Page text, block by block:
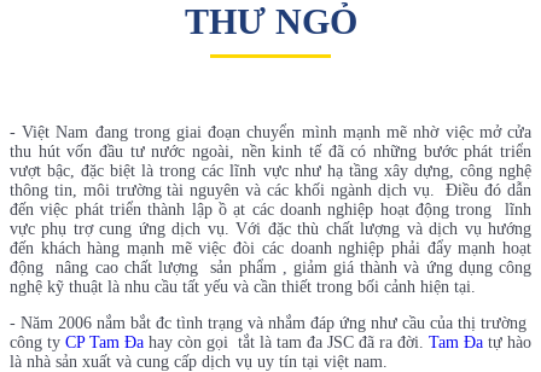
THƯ NGỎ
- Việt Nam đang trong giai đoạn chuyển mình mạnh mẽ nhờ việc mở cửa
thu hút vốn đầu tư nước ngoài, nền kinh tế đã có những bước phát triển
vượt bậc, đặc biệt là trong các lĩnh vực như hạ tầng xây dựng, công nghệ
thông tin, môi trường tài nguyên và các khối ngành dịch vụ. Điều đó dẫn
đến việc phát triển thành lập ồ ạt các doanh nghiệp hoạt động trong lĩnh
vực phụ trợ cung ứng dịch vụ. Với đặc thù chất lượng và dịch vụ hướng
đến khách hàng mạnh mẽ việc đòi các doanh nghiệp phải đẩy mạnh hoạt
động nâng cao chất lượng sản phẩm , giảm giá thành và ứng dụng công
nghệ kỹ thuật là nhu cầu tất yếu và cần thiết trong bối cảnh hiện tại.
- Năm 2006 nắm bắt đc tình trạng và nhắm đáp ứng như cầu của thị trường
công ty CP Tam Đa hay còn gọi tắt là tam đa JSC đã ra đời. Tam Đa tự hào
là nhà sản xuất và cung cấp dịch vụ uy tín tại việt nam.